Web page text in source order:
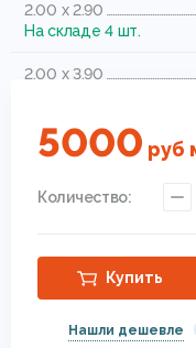
2.00 x 2.90
На складе 4 шт.
2.00 x 3.90
2.40 x 3.40
На складе 1 шт.
2.80 x 4.80
5000 руб
Количество:
Купить
Нашли дешевле